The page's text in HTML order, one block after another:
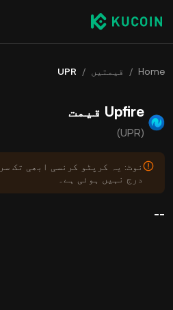
Home
/ قیمتیں /
UPR
Upfire قیمت
(UPR)
درج نہیں ہوئی ہے۔
--